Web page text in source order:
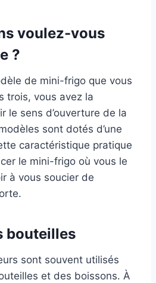
voulez-vous
?
de mini-frigo que vous
trois, vous avez la
le sens d’ouverture de la
sont dotés d’une
caractéristique pratique
le mini-frigo où vous le
à vous soucier de
bouteilles
sont souvent utilisés
et des boissons. À